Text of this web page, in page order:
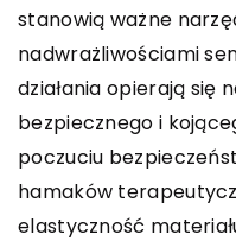
stanowią ważne
nadwrażliwościami
działania opierają się
bezpiecznego i
poczuciu
hamaków
elastyczność